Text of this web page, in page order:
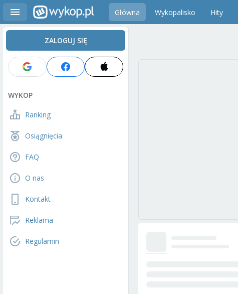
Główna Wykopalisko Hity
ZALOGUJ SIĘ
WYKOP
Ranking
Osiągnięcia
FAQ
O nas
Kontakt
Reklama
Regulamin